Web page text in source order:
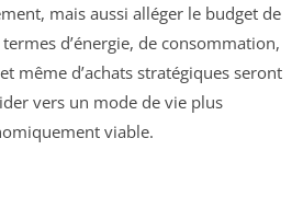
mais aussi alléger le budget de
d’énergie, de consommation,
même d’achats stratégiques seront
vers un mode de vie plus
viable.